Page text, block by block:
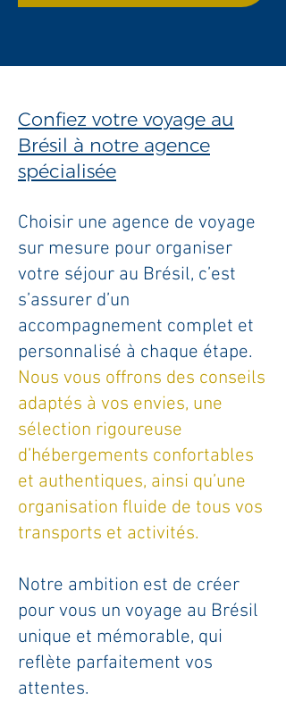
Confiez votre voyage au
Brésil à notre agence
spécialisée
Choisir une agence de voyage
sur mesure pour organiser
votre séjour au Brésil, c’est
s’assurer d’un
accompagnement complet et
personnalisé à chaque étape.
Nous vous offrons des conseils
adaptés à vos envies, une
sélection rigoureuse
d’hébergements confortables
et authentiques, ainsi qu’une
organisation fluide de tous vos
transports et activités.
Notre ambition est de créer
pour vous un voyage au Brésil
unique et mémorable, qui
reflète parfaitement vos
attentes.